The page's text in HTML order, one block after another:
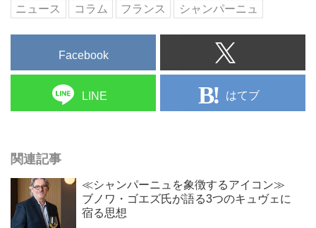
ニュース コラム フランス シャンパーニュ
Facebook
LINE はてブ
関連記事
≪シャンパーニュを象徴するアイコン≫
ブノワ・ゴエズ氏が語る3つのキュヴェに
宿る思想